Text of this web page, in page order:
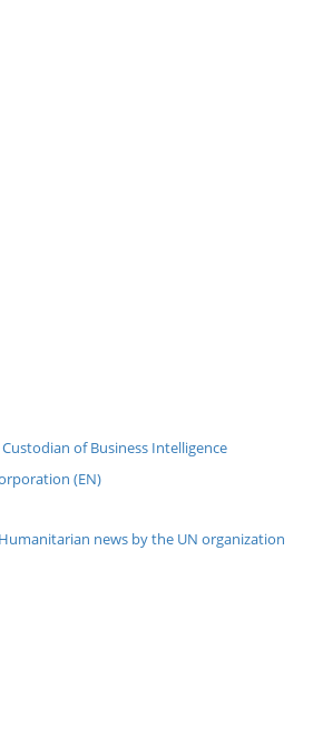
of Business Intelligence
(EN)
news by the UN organization